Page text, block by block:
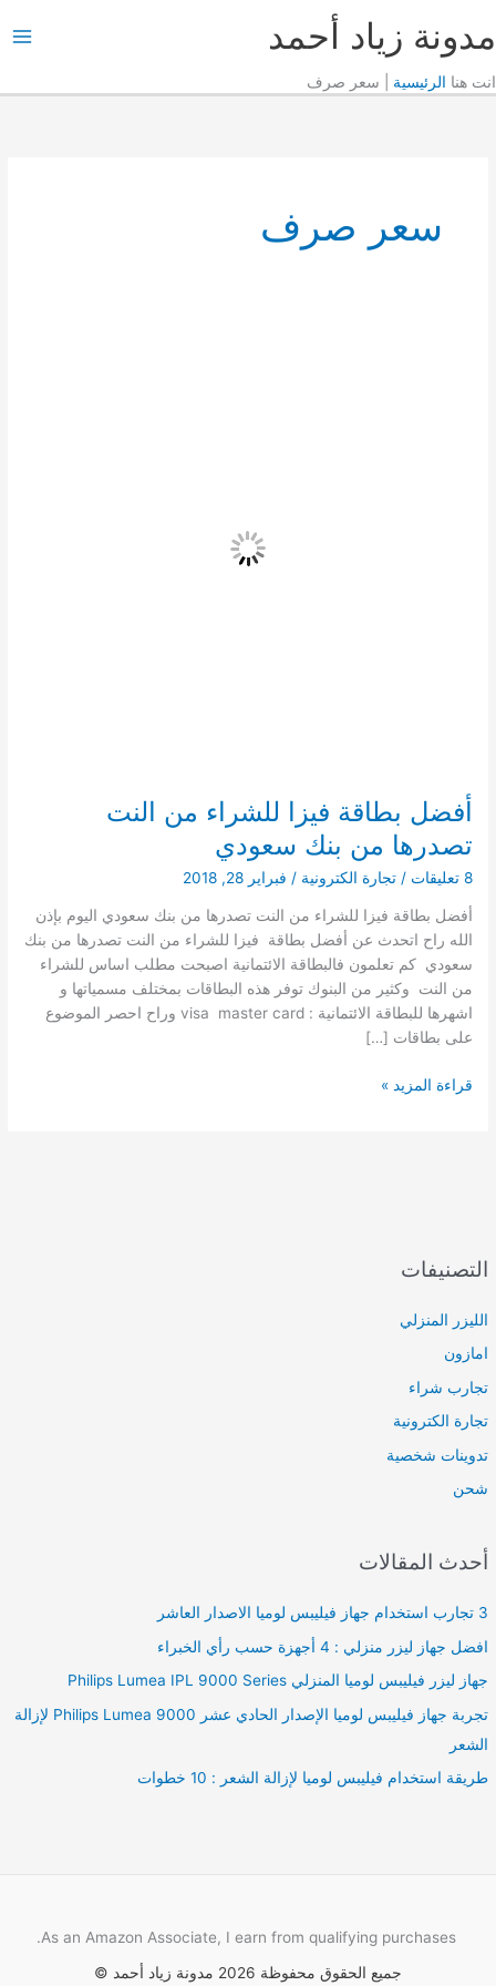
إلى
المحتوى
مدونة زياد أحمد
انت هنا الرئيسية سعر صرف
التصنيفات
الليزر المنزلي
امازون
تجارب شراء
تجارة الكترونية
تدوينات شخصية
شحن
أحدث المقالات
3 تجارب استخدام جهاز فيليبس لوميا الاصدار العاشر
افضل جهاز ليزر منزلي : 4 أجهزة حسب رأي الخبراء
جهاز ليزر فيليبس لوميا المنزلي Philips Lumea IPL 9000 Series
تجربة جهاز فيليبس لوميا الإصدار الحادي عشر Philips Lumea 9000 لإزالة
الشعر
طريقة استخدام فيليبس لوميا لإزالة الشعر : 10 خطوات
سعر صرف
أفضل بطاقة فيزا للشراء من النت
تصدرها من بنك سعودي
8 تعليقات /تجارة الكترونية / فبراير 28, 2018
أفضل بطاقة فيزا للشراء من النت تصدرها من بنك سعودي اليوم بإذن
الله راح اتحدث عن أفضل بطاقة فيزا للشراء من النت تصدرها من بنك
سعودي كم تعلمون فالبطاقة الائتمانية اصبحت مطلب اساس للشراء
من النت وكثير من البنوك توفر هذه البطاقات بمختلف مسمياتها و
اشهرها للبطاقة الائتمانية : visa master card وراح احصر الموضوع
على بطاقات […]
أفضل
بنك
قراءة المزيد »
As an Amazon Associate, I earn from qualifying purchases.
جميع الحقوق محفوظة 2026 مدونة زياد أحمد ©